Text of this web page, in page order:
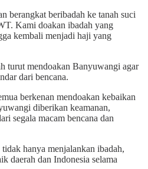
berangkat beribadah ke tanah suci
Kami doakan ibadah yang
kembali menjadi haji yang
turut mendoakan Banyuwangi agar
dari bencana.
berkenan mendoakan kebaikan
diberikan keamanan,
segala macam bencana dan
hanya menjalankan ibadah,
daerah dan Indonesia selama